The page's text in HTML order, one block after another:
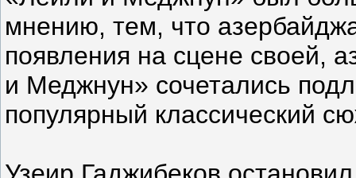
мнению, тем, что
появления на сцене своей,
и Меджнун» сочетались
популярный классический